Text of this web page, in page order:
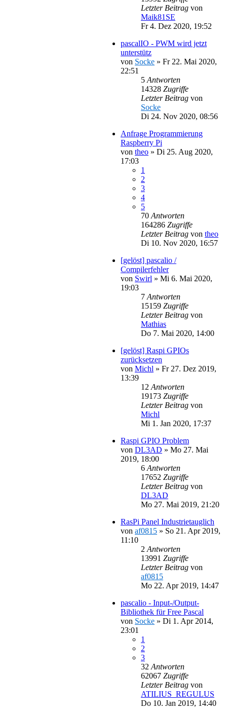
Letzter Beitrag von
Maik81SE
Fr 4. Dez 2020, 19:52
pascalIO - PWM wird jetzt
unterstütz
von Socke » Fr 22. Mai 2020,
22:51
5 Antworten
14328 Zugriffe
Letzter Beitrag von
Socke
Di 24. Nov 2020, 08:56
Anfrage Programmierung
Raspberry Pi
von theo » Di 25. Aug 2020,
17:03
1
2
3
4
5
70 Antworten
164286 Zugriffe
Letzter Beitrag von theo
Di 10. Nov 2020, 16:57
[gelöst] pascalio /
Compilerfehler
von Swirl » Mi 6. Mai 2020,
19:03
7 Antworten
15159 Zugriffe
Letzter Beitrag von
Mathias
Do 7. Mai 2020, 14:00
[gelöst] Raspi GPIOs
zurücksetzen
von Michl » Fr 27. Dez 2019,
13:39
12 Antworten
19173 Zugriffe
Letzter Beitrag von
Michl
Mi 1. Jan 2020, 17:37
Raspi GPIO Problem
von DL3AD » Mo 27. Mai
2019, 18:00
6 Antworten
17652 Zugriffe
Letzter Beitrag von
DL3AD
Mo 27. Mai 2019, 21:20
RasPi Panel Industrietauglich
von af0815 » So 21. Apr 2019,
11:10
2 Antworten
13991 Zugriffe
Letzter Beitrag von
af0815
Mo 22. Apr 2019, 14:47
pascalio - Input-/Output-
Bibliothek für Free Pascal
von Socke » Di 1. Apr 2014,
23:01
1
2
3
32 Antworten
62067 Zugriffe
Letzter Beitrag von
ATILIUS_REGULUS
Do 10. Jan 2019, 14:40